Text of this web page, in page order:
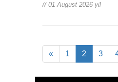
// 01 August 2026 yil
« 1 2 3